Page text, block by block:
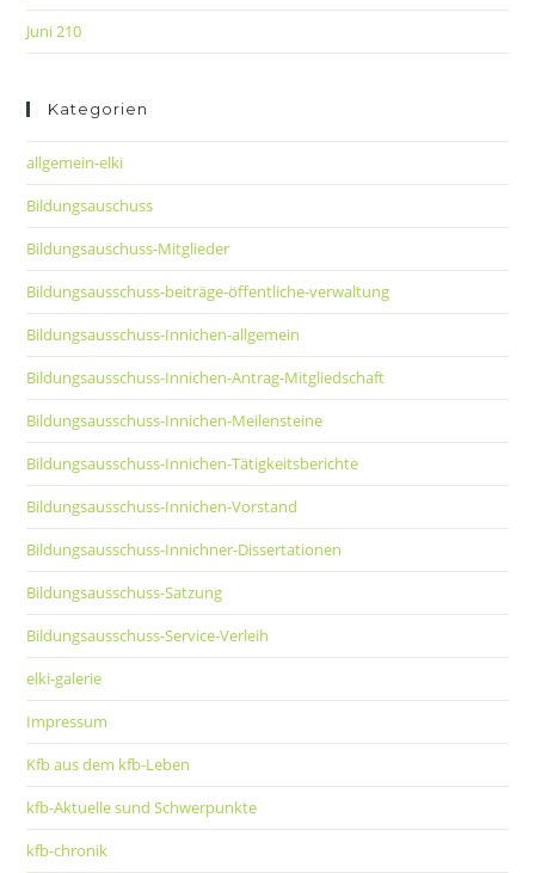
Juni 210
Kategorien
allgemein-elki
Bildungsauschuss
Bildungsauschuss-Mitglieder
Bildungsausschuss-beiträge-öffentliche-verwaltung
Bildungsausschuss-Innichen-allgemein
Bildungsausschuss-Innichen-Antrag-Mitgliedschaft
Bildungsausschuss-Innichen-Meilensteine
Bildungsausschuss-Innichen-Tätigkeitsberichte
Bildungsausschuss-Innichen-Vorstand
Bildungsausschuss-Innichner-Dissertationen
Bildungsausschuss-Satzung
Bildungsausschuss-Service-Verleih
elki-galerie
Impressum
Kfb aus dem kfb-Leben
kfb-Aktuelle sund Schwerpunkte
kfb-chronik